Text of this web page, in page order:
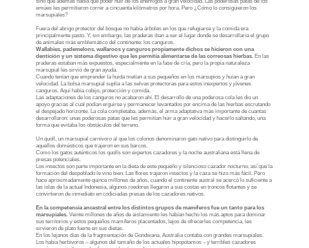
emúes les permitieron correr a cincuenta kilómetros por hora. Pero ¿Cómo lo consiguieron los
marsupiales?
Fuera del abrigo protector del bosque no había árboles en los que refugiarse y la comida era
principalmente pasto. Y, sin embargo, las praderas iban a ser el lugar donde se desarrollaría el grupo
de animales más emblemático del continente: los canguros.
Wallabies, pademelons, wallaroos y canguros propiamente dichos se hicieron con una
dentición y un sistema digestivo que les permitía alimentarse de las correosas hierbas. En las
praderas estaban más expuestos, especialmente en la fase de cría, pero la propia naturaleza
marsupial les sirvió de gran ayuda.
Cuando tenían que emprender la huida metían a sus pequeños en los marsupios y huían a gran
velocidad. La bolsa marsupial suplía a las selvas protectoras para estos inexpertos y jóvenes
canguros. Aquí había cobijo, protección y comida.
Las adaptaciones de los canguros no acabaron ahí. El desarrollo de una poderosa cola les dio un
apoyo gracias al cual podían erguirse y permanecer levantados por encima de las hierbas escrutando
el despejado horizonte. La cola completaba, además, el arma adaptativa más importante de cuantas
desarrollaron: unas poderosas patas que les permitían huir a gran velocidad y hacerlo saltando, una
forma que evitaba los obstáculos del terreno.
Un quoll, un marsupial carnívoro al que los colonos denominaron gato nativo para distinguirlo de
aquellos domésticos que trajeron en sus barcos.
Como los gatos auténticos los quolls son expertos cazadores y la noche australiana está llena de
presas potenciales.
Los insectos son parte importante en la dieta de este pequeño y silencioso cazador nocturno, así que la
formación del despoblado le vino bien. Las flores trajeron insectos y la caza se hizo más fácil. Pero
hace aproximadamente quince millones de años, cuando el continente austral se acercó lo suficiente a
las islas de la actual Indonesia, algunos roedores llegaron a sus costas en troncos flotantes y se
convirtieron de inmediato en codiciadas presas de los cazadores nativos.
En la competencia ancestral entre los distintos grupos de mamíferos fue un tanto para los
marsupiales. Veinte millones de años de aislamiento les habían hecho los más aptos para dominar
sus territorios y estos pequeños mamíferos placentados, lejos de ofrecerles competencia, les
sirvieron de plato fuerte en sus dietas.
En los lejanos días de la fragmentación de Gondwana, Australia contaba con grandes marsupiales.
Los había herbívoros – algunos del tamaño de los actuales hipopótamos – y terribles cazadores